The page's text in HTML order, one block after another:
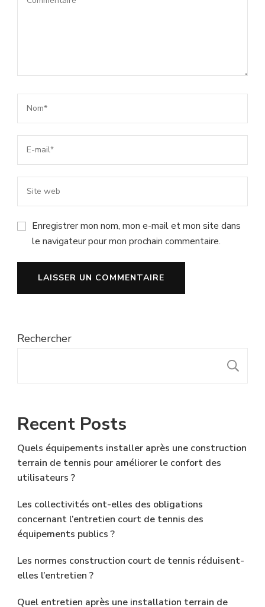
Enregistrer mon nom, mon e-mail et mon site dans
le navigateur pour mon prochain commentaire.
Rechercher
Recent Posts
Quels équipements installer après une construction
terrain de tennis pour améliorer le confort des
utilisateurs ?
Les collectivités ont-elles des obligations
concernant l’entretien court de tennis des
équipements publics ?
Les normes construction court de tennis réduisent-
elles l’entretien ?
Quel entretien après une installation terrain de